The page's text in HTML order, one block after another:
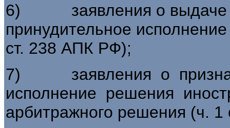
6) заявления о выдаче
принудительное
ст. 238 АПК РФ);
7) заявления о
исполнение решения
арбитражного решения (ч.